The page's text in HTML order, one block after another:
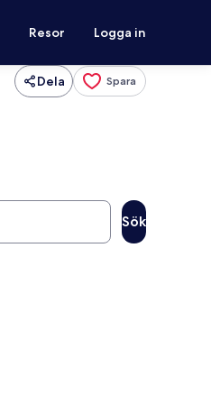
Resor Logga in
Dela Spara
Sök